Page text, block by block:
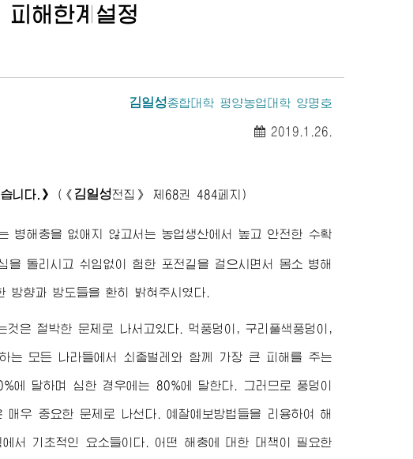
해한계설정
김일성종합대학 평양농업대학 양명호
2019.1.26.
니다.》 ( 《 김일성전집》 제68권 484페지)
병해충을 없애지 않고서는 농업생산에서 높고 안전한 수확
을 돌리시고 쉬임없이 험한 포전길을 걸으시면서 몸소 병해
방향과 방도들을 환히 밝혀주시였다.
은 절박한 문제로 나서고있다. 먹풍덩이, 구리풀색풍덩이,
는 모든 나라들에서 쇠줄벌레와 함께 가장 큰 피해를 주는
에 달하며 심한 경우에는 80%에 달한다. 그러므로 풍덩이
우 중요한 문제로 나선다. 예찰예보방법들을 리용하여 해
서 기초적인 요소들이다. 어떤 해충에 대한 대책이 필요한